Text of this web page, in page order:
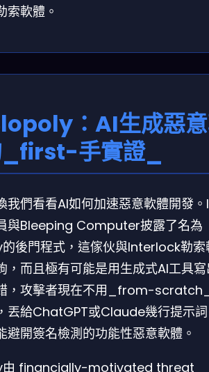
索軟體。
：AI生成惡
手實證_
我們看看AI如何加速惡意軟體開發。
與Bleeping Computer披露了名為
後門程式，這傢伙與Interlock勒索
，而且極有可能是用生成式AI工具
，攻擊者現在不用_from-
丟給ChatGPT或Claude幾行提示
避開簽名檢測的功能性惡意軟體。
由 financially-motivated threat